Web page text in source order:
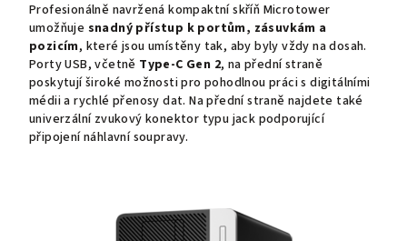
Profesionálně navržená kompaktní skříň Microtower
umožňuje snadný přístup k portům, zásuvkám a
pozicím, které jsou umístěny tak, aby byly vždy na dosah.
Porty USB, včetně Type-C Gen 2, na přední straně
poskytují široké možnosti pro pohodlnou práci s digitálními
médii a rychlé přenosy dat. Na přední straně najdete také
univerzální zvukový konektor typu jack podporující
připojení náhlavní soupravy.